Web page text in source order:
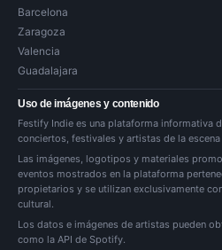
Barcelona
Zaragoza
Valencia
Guadalajara
Uso de imágenes y contenido
Festify Indie es una plataforma informativa
conciertos, festivales y artistas de la escena
Las imágenes, logotipos y materiales
eventos mostrados en la plataforma
propietarios y se utilizan exclusivamente
cultural.
Los datos e imágenes de artistas pueden
como la API de Spotify.